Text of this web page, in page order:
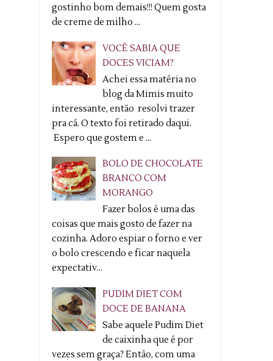
gostinho bom demais!!! Quem gosta
de creme de milho ...
VOCÊ SABIA QUE
DOCES VICIAM?
Achei essa matéria no
blog da Mimis muito
interessante, então resolvi trazer
pra cá. O texto foi retirado daqui.
Espero que gostem e ...
BOLO DE CHOCOLATE
BRANCO COM
MORANGO
Fazer bolos é uma das
coisas que mais gosto de fazer na
cozinha. Adoro espiar o forno e ver
o bolo crescendo e ficar naquela
expectativ...
PUDIM DIET COM
DOCE DE BANANA
Sabe aquele Pudim Diet
de caixinha que é por
vezes sem graça? Então, com uma